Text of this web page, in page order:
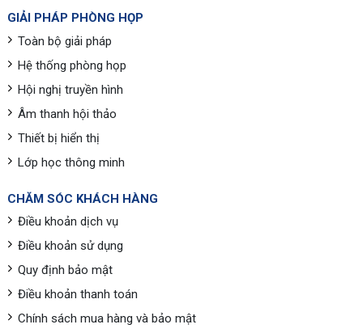
GIẢI PHÁP PHÒNG HỌP
Toàn bộ giải pháp
Hệ thống phòng họp
Hội nghị truyền hình
Âm thanh hội thảo
Thiết bị hiển thị
Lớp học thông minh
CHĂM SÓC KHÁCH HÀNG
Điều khoản dịch vụ
Điều khoản sử dụng
Quy định bảo mật
Điều khoản thanh toán
Chính sách mua hàng và bảo mật